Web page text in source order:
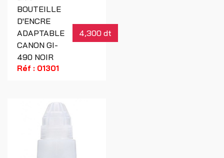
BOUTEILLE
D'ENCRE
ADAPTABLE
CANON GI-
490 NOIR
4,300 dt
Réf : 01301